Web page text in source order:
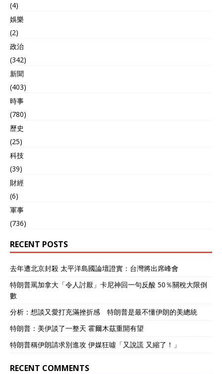
(4)
娛樂
(2)
政治
(342)
新聞
(403)
時事
(780)
歷史
(25)
科技
(39)
財經
(6)
軍事
(736)
RECENT POSTS
去年遭北京封殺 太平洋島國論壇證實：台灣將出席峰會
特朗普罵加拿大「令人討厭」卡尼神回一句反酸 50％關稅大限倒
數
分析：想談又愛打充滿挫折感 特朗普是最不懂伊朗的美總統
特朗普：美伊談了一整天 霍爾木茲重開有望
特朗普稱伊朗請求別進攻 伊媒狂噓「又說謊 又縮了！」
RECENT COMMENTS